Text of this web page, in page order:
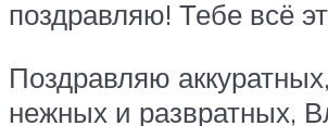
поздравляю! Тебе всё
Поздравляю
нежных и развратных,